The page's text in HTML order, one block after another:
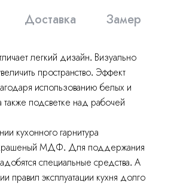
Доставка Замер
легкий дизайн. Визуально
пространство. Эффект
использованию белых и
также подсветке над рабочей
кухонного гарнитура
крашеный МДФ. Для поддержания
специальные средства. А
правил эксплуатации кухня долго